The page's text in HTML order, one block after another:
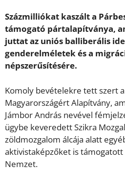
Százmilliókat kaszált a
támogató pártalapítványa,
juttat az uniós balliberális
genderelméletek és a
népszerűsítésére.
Komoly bevételekre tett szert
Magyarországért Alapítvány,
Jámbor András nevével
ügybe keveredett Szikra
zöldmozgalom álcája alatt
aktivistaképzőket is
Nemzet.